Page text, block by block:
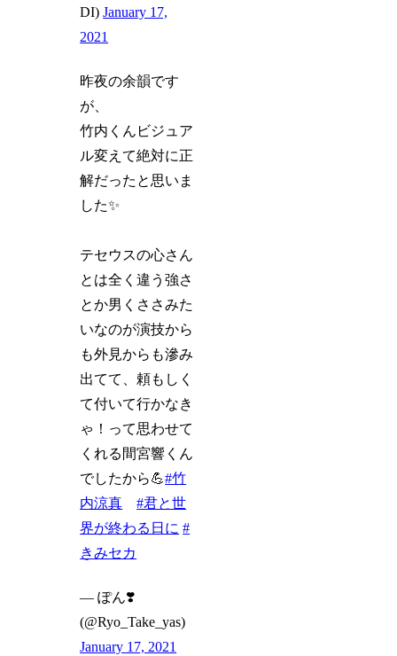
DI)January 17,
2021
昨夜の余韻です
が、
竹内くんビジュア
ル変えて絶対に正
解だったと思いま
した✨
テセウスの心さん
とは全く違う強さ
とか男くささみた
いなのが演技から
も外見からも滲み
出てて、頼もしく
て付いて行かなき
ゃ！って思わせて
くれる間宮響くん
でしたから💪#竹
内涼真
#君と世
界が終わる日に #
きみセカ
— ぽん❣️
(@Ryo_Take_yas)
January 17, 2021